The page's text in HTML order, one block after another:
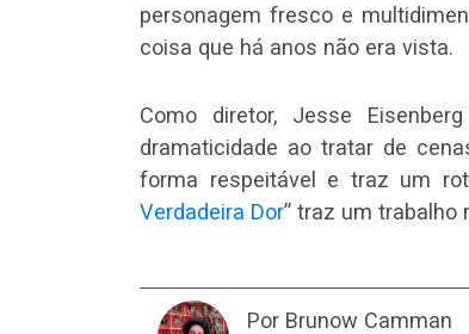
personagem fresco e
coisa que há anos não era vista.
Como diretor, Jesse
dramaticidade ao tratar de
forma respeitável e traz um
Verdadeira Dor” traz um trabalho
Por Brunow Camman